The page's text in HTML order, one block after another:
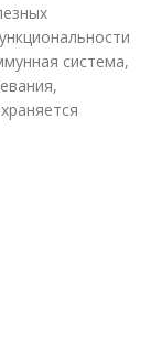
система,